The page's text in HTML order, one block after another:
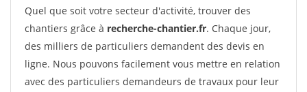
Quel que soit votre secteur d'activité, trouver des
chantiers grâce à recherche-chantier.fr. Chaque jour,
des milliers de particuliers demandent des devis en
ligne. Nous pouvons facilement vous mettre en relation
avec des particuliers demandeurs de travaux pour leur